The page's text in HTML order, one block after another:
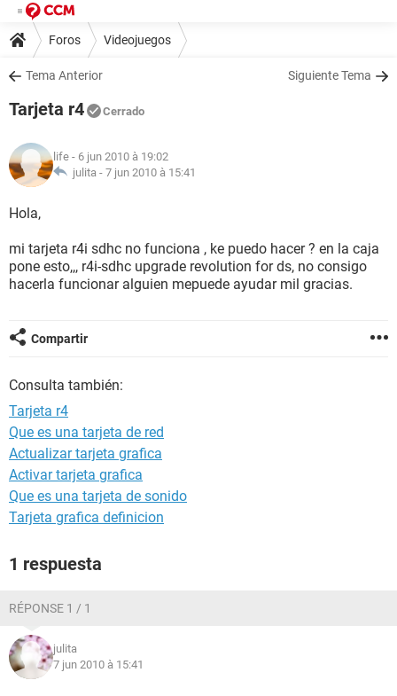
Foros Videojuegos
Tema Anterior Siguiente Tema
Tarjeta r4 Cerrado
life - 6 jun 2010 à 19:02
julita - 7 jun 2010 à 15:41
Hola,
mi tarjeta r4i sdhc no funciona , ke puedo hacer ? en la caja
pone esto,,, r4i-sdhc upgrade revolution for ds, no consigo
hacerla funcionar alguien mepuede ayudar mil gracias.
Compartir
Consulta también:
Tarjeta r4
Que es una tarjeta de red
Actualizar tarjeta grafica
Activar tarjeta grafica
Que es una tarjeta de sonido
Tarjeta grafica definicion
1 respuesta
RÉPONSE 1 / 1
julita
7 jun 2010 à 15:41